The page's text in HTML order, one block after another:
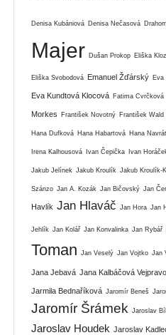
Denisa Kubániová Denisa Nečasová
Majer Dušan Prokop Eliška
Eliška Svobodová Emanuel Žďárský Eva
Eva Kundtová Klocová Fatima Cvrčková
Morkes František Novotný František Wald
Hana Dufková Hana Habartová Hana
Irena Kalhousová Ivan Čepička Ivan
Jakub Jelínek Jakub Kroulík Jakub Kroulík-
Szánzo Jan A. Kozák Jan Bičovský Jan
Havlík Jan Hlaváč Jan Hora Jan
Jehlík Jan Kolář Jan Konvalinka Jan Rybář
Toman
Jan Veselý Jan Vojtko Jan
Jana Jebavá Jana Kalbáčová
Jarmila Bednaříková Jaromír Beneš
Jaromír Šrámek Jaroslav
Jaroslav Houdek Jaroslav